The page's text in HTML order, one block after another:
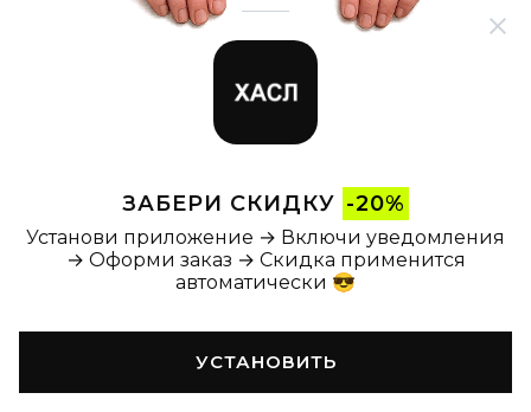
ЗАБЕРИ СКИДКУ -20%
Установи приложение → Включи уведомления
→ Оформи заказ → Скидка применится
автоматически 😎
УСТАНОВИТЬ
ВЕРНУТЬСЯ НА ГЛАВНУЮ
Главная Каталог Корзина Новости Профиль